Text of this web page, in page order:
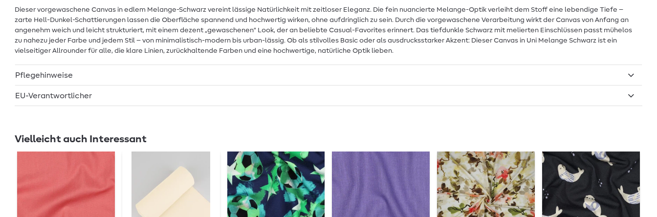
Dieser vorgewaschene Canvas in edlem Melange-Schwarz vereint lässige Natürlichkeit mit zeitloser Eleganz. Die fein nuancierte Melange-Optik verleiht dem Stoff eine lebendige Tiefe –
zarte Hell-Dunkel-Schattierungen lassen die Oberfläche spannend und hochwertig wirken, ohne aufdringlich zu sein. Durch die vorgewaschene Verarbeitung wirkt der Canvas von Anfang an
angenehm weich und leicht strukturiert, mit einem dezent „gewaschenen“ Look, der an beliebte Casual-Favorites erinnert. Das tiefdunkle Schwarz mit melierten Einschlüssen passt mühelos
zu nahezu jeder Farbe und jedem Stil – von minimalistisch-modern bis urban-lässig. Ob als stilvolles Basic oder als ausdrucksstarker Akzent: Dieser Canvas in Uni Melange Schwarz ist ein
vielseitiger Allrounder für alle, die klare Linien, zurückhaltende Farben und eine hochwertige, natürliche Optik lieben.
Pflegehinweise
EU-Verantwortlicher
Vielleicht auch Interessant